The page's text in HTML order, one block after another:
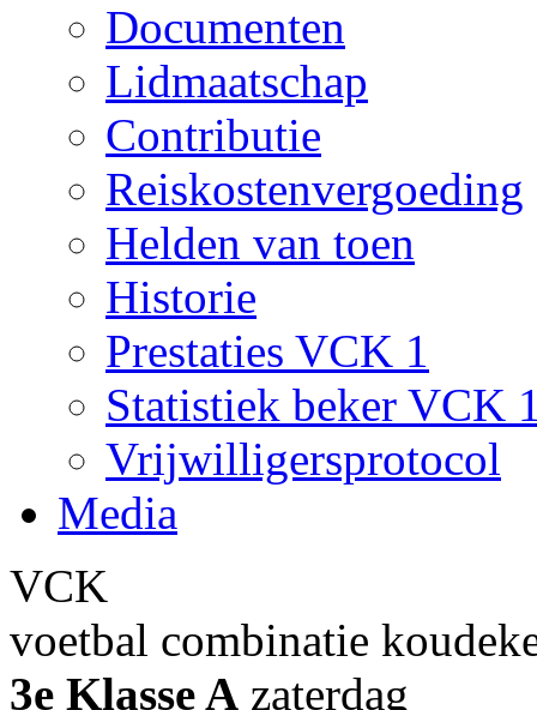
Documenten
Lidmaatschap
Contributie
Reiskostenvergoeding
Helden van toen
Historie
Prestaties VCK 1
Statistiek beker VCK
Vrijwilligersprotocol
Media
VCK
voetbal combinatie
3e Klasse A zaterdag